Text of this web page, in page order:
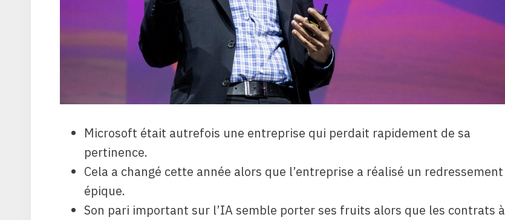
Microsoft était autrefois une entreprise qui perdait rapidement de sa
pertinence.
Cela a changé cette année alors que l’entreprise a réalisé un redressement
épique.
Son pari important sur l’IA semble porter ses fruits alors que les contrats à